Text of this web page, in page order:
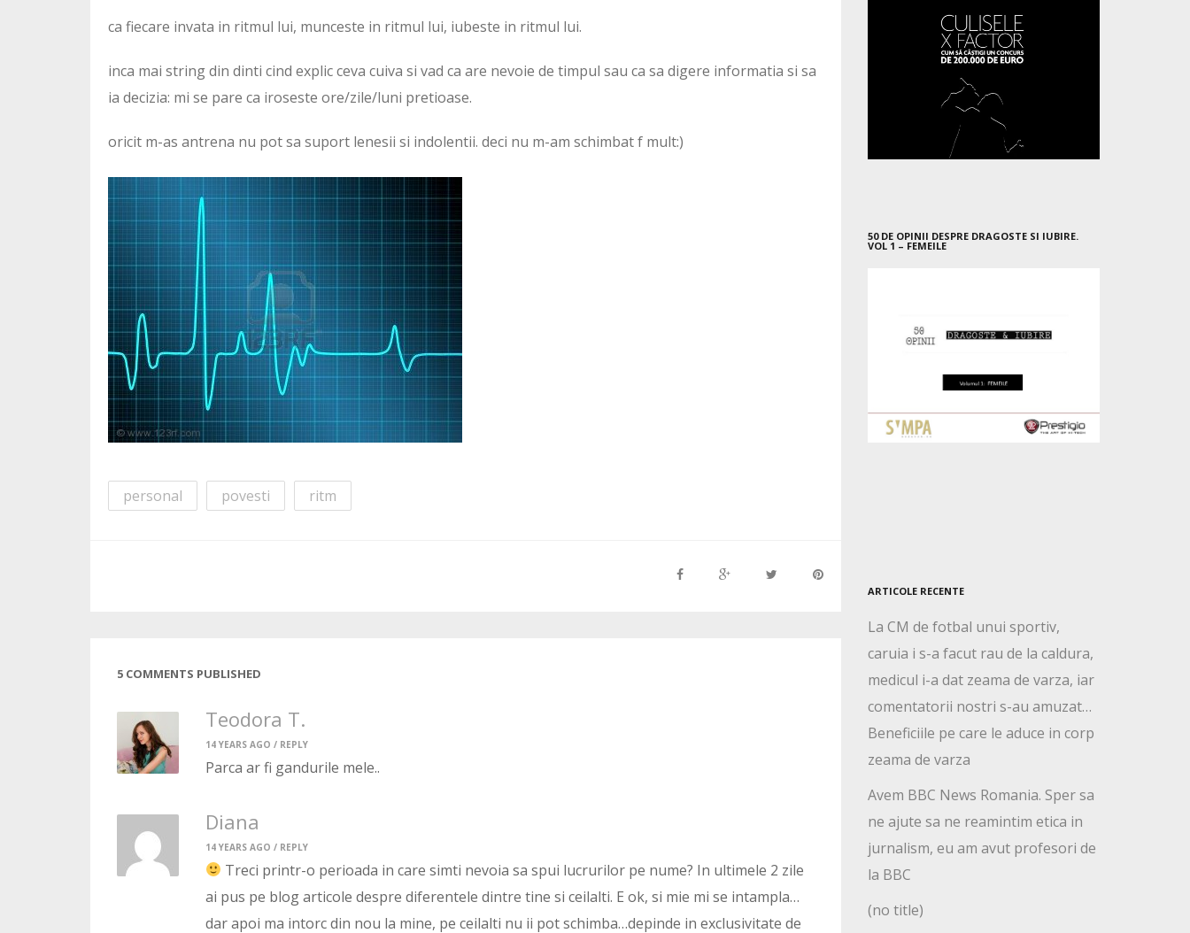
ca fiecare invata in ritmul lui, munceste in ritmul lui, iubeste in ritmul lui.
inca mai string din dinti cind explic ceva cuiva si vad ca are nevoie de timpul sau ca sa digere informatia si sa
ia decizia: mi se pare ca iroseste ore/zile/luni pretioase.
oricit m-as antrena nu pot sa suport lenesii si indolentii. deci nu m-am schimbat f mult:)
personal povesti ritm
5 COMMENTS PUBLISHED
Teodora T.
14 YEARS AGO / REPLY
Parca ar fi gandurile mele..
Diana
14 YEARS AGO / REPLY
Treci printr-o perioada in care simti nevoia sa spui lucrurilor pe nume? In ultimele 2 zile
ai pus pe blog articole despre diferentele dintre tine si ceilalti. E ok, si mie mi se intampla…
dar apoi ma intorc din nou la mine, pe ceilalti nu ii pot schimba…depinde in exclusivitate de
50 DE OPINII DESPRE DRAGOSTE SI IUBIRE.
VOL 1 – FEMEILE
ARTICOLE RECENTE
La CM de fotbal unui sportiv,
caruia i s-a facut rau de la caldura,
medicul i-a dat zeama de varza, iar
comentatorii nostri s-au amuzat…
Beneficiile pe care le aduce in corp
zeama de varza
Avem BBC News Romania. Sper sa
ne ajute sa ne reamintim etica in
jurnalism, eu am avut profesori de
la BBC
(no title)